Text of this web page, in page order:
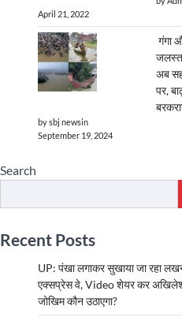
April 21, 2022
गंगा
अब
पर,
by sbj newsin
September 19, 2024
Search
Recent Posts
UP: पंखा लगाकर सुखाया जा रहा
एक्सप्रेस वे, Video शेयर कर
जोखिम कौन उठाएगा?